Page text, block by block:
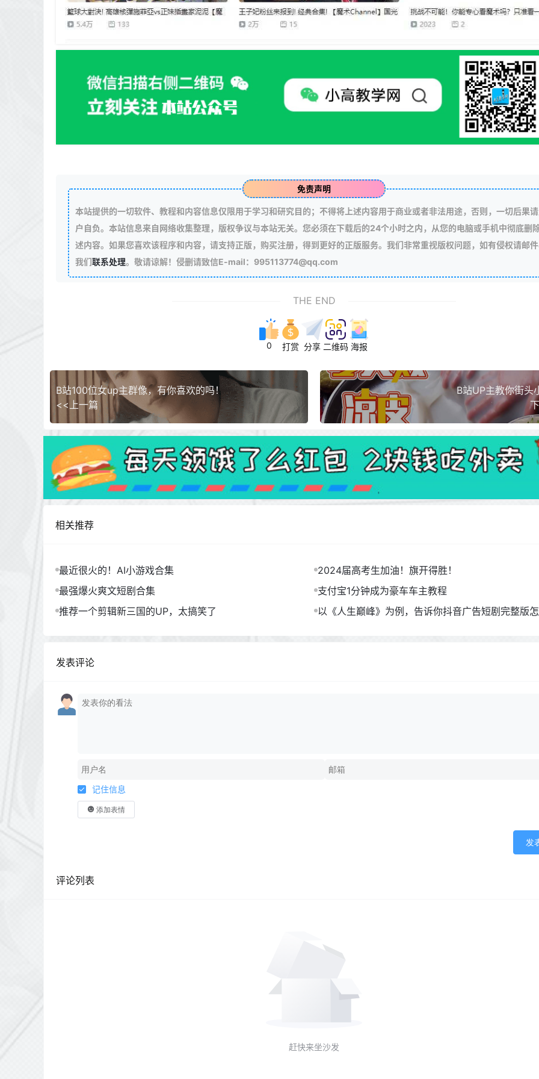
免责声明
本站提供的一切软件、教程和内容信息仅限用于学习和研究目的；不得将上述内容用于商业或者非法用途，否则，一切后果
户自负。本站信息来自网络收集整理，版权争议与本站无关。您必须在下载后的24个小时之内，从您的电脑或手机中彻底删
述内容。如果您喜欢该程序和内容，请支持正版，购买注册，得到更好的正版服务。我们非常重视版权问题，如有侵权请邮
我们联系处理。敬请谅解！侵删请致信E-mail：995113774@qq.com
THE END
0 打赏 分享 二维码 海报
B站100位女up主群像，有你喜欢的吗！
<<上一篇
B站UP主教你街头
相关推荐
最近很火的！AI小游戏合集
2024届高考生加油！旗开得胜！
最强爆火爽文短剧合集
支付宝1分钟成为豪车车主教程
推荐一个剪辑新三国的UP，太搞笑了
以《人生巅峰》为例，告诉你抖音广告短剧完整版
发表评论
记住信息
添加表情
发
评论列表
赶快来坐沙发